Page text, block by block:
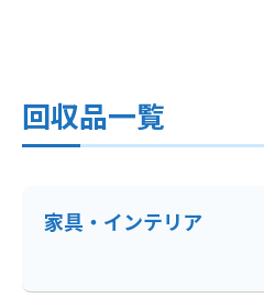
回収品一覧
家具・インテリア